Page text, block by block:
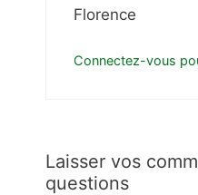
Florence
Connectez-vous
Laisser vos
questions